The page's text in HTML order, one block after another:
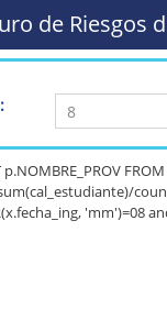
de Riesgos
'mm')=08